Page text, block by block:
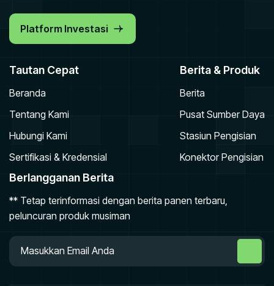
Platform Investasi
Tautan Cepat
Beranda
Tentang Kami
Hubungi Kami
Sertifikasi & Kredensial
Berita & Produk
Berita
Pusat Sumber Daya
Stasiun Pengisian
Konektor Pengisian
Berlangganan Berita
** Tetap terinformasi dengan berita panen terbaru,
peluncuran produk musiman